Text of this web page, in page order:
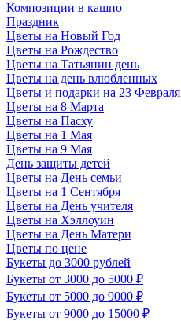
Композиции в кашпо
Праздник
Цветы на Новый Год
Цветы на Рождество
Цветы на Татьянин день
Цветы на день влюбленных
Цветы и подарки на 23 Февраля
Цветы на 8 Марта
Цветы на Пасху
Цветы на 1 Мая
Цветы на 9 Мая
День защиты детей
Цветы на День семьи
Цветы на 1 Сентября
Цветы на День учителя
Цветы на Хэллоуин
Цветы на День Матери
Цветы по цене
Букеты до 3000 рублей
Букеты от 3000 до 5000 ₽
Букеты от 5000 до 9000 ₽
Букеты от 9000 до 15000 ₽